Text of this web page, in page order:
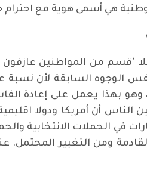
هي أسمى هوية مع احترام
"قسم من المواطنين
بهذا يعمل على إعادة
بين الناس أن أمريكا ودولا
في الحملات الانتخابية
ومن التغيير